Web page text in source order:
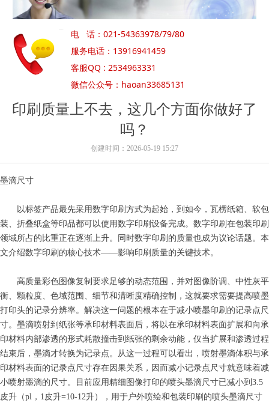
电 话：021-54363978/79/80
服务电话：13916941459
客服QQ : 2534963331
微信公众号：haoan33685131
印刷质量上不去，这几个方面你做好了
吗？
创建时间： 2026-05-19 15:27
墨滴尺寸
以标签产品最先采用数字印刷方式为起始，到如今，瓦楞纸箱、软包
装、折叠纸盒等印品都可以使用数字印刷设备完成。数字印刷在包装印刷
领域所占的比重正在逐渐上升。同时数字印刷的质量也成为议论话题。本
文介绍数字印刷的核心技术——影响印刷质量的关键技术。
高质量彩色图像复制要求足够的动态范围，并对图像阶调、中性灰平
衡、颗粒度、色域范围、细节和清晰度精确控制，这就要求需要提高喷墨
打印头的记录分辨率。解决这一问题的根本在于减小喷墨印刷的记录点尺
寸。墨滴喷射到纸张等承印材料表面后，将以在承印材料表面扩展和向承
印材料内部渗透的形式耗散撞击到纸张的剩余动能，仅当扩展和渗透过程
结束后，墨滴才转换为记录点。从这一过程可以看出，喷射墨滴体积与承
印材料表面的记录点尺寸存在因果关系，因而减小记录点尺寸就意味着减
小喷射墨滴的尺寸。目前应用精细图像打印的喷头墨滴尺寸已减小到3.5
皮升（pl，1皮升=10-12升），用于户外喷绘和包装印刷的喷头墨滴尺寸